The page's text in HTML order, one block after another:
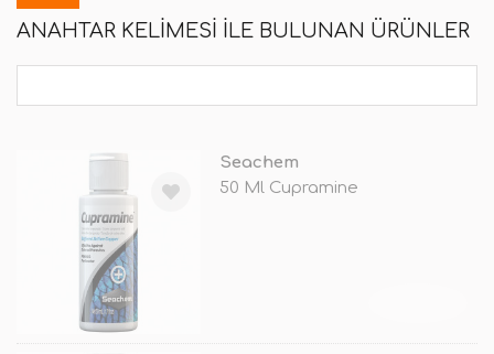
ANAHTAR KELIMESI ILE BULUNAN ÜRÜNLER
Seachem
50 Ml Cupramine